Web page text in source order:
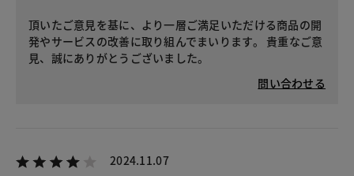
頂いたご意見を基に、より一層ご満足いただける商品の開
発やサービスの改善に取り組んでまいります。 貴重なご意
見、誠にありがとうございました。
問い合わせる
2024.11.07